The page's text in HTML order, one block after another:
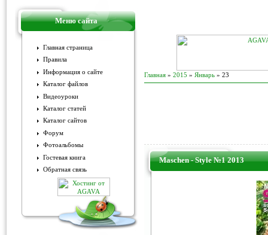
Меню сайта
Главная страница
Правила
Информация о сайте
Каталог файлов
Видеоуроки
Каталог статей
Каталог сайтов
Форум
Фотоальбомы
Гостевая книга
Обратная связь
Главная » 2015 » Январь » 23
Maschen - Style №1 2013